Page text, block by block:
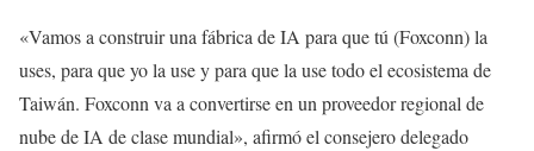
«Vamos a construir una fábrica de IA para que tú (Foxconn) la
uses, para que yo la use y para que la use todo el ecosistema de
Taiwán. Foxconn va a convertirse en un proveedor regional de
nube de IA de clase mundial», afirmó el consejero delegado